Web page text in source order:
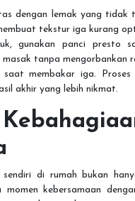
dengan lemak yang tidak
tekstur iga kurang
gunakan panci presto
tanpa mengorbankan
saat membakar iga.
akhir yang lebih nikmat.
di rumah bukan
kebersamaan